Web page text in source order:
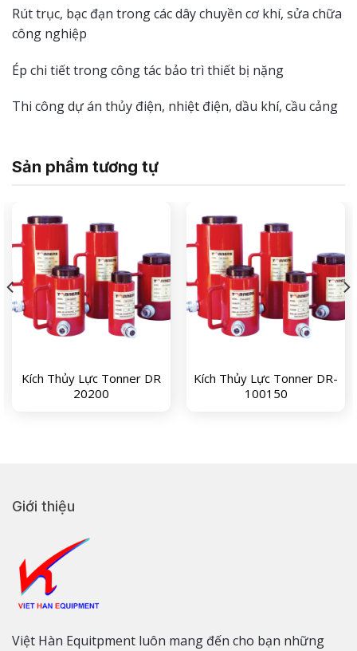
Rút trục, bạc đạn trong các dây chuyền cơ khí, sửa chữa
công nghiệp
Ép chi tiết trong công tác bảo trì thiết bị nặng
Thi công dự án thủy điện, nhiệt điện, dầu khí, cầu cảng
Sản phẩm tương tự
Kích Thủy Lực Tonner DR
20200
Kích Thủy Lực Tonner DR-
100150
Giới thiệu
Việt Hàn Equitpment luôn mang đến cho bạn những